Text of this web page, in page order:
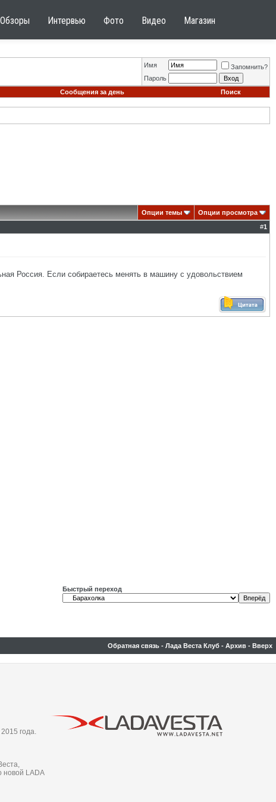
Обзоры Интервью Фото Видео Магазин
Имя
Запомнить?
Пароль
Сообщения за день Поиск
Опции темы
Опции просмотра
#1
Россия. Если собираетесь менять в машину с удовольствием
Быстрый переход
Обратная связь - Лада Веста Клуб - Архив - Вверх
года.
новой LADA